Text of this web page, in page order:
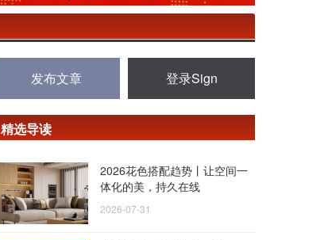
发布文章 登录Sign
精选导读
2026花色搭配趋势丨让空间一
体化的美，持久在线
2026-07-31